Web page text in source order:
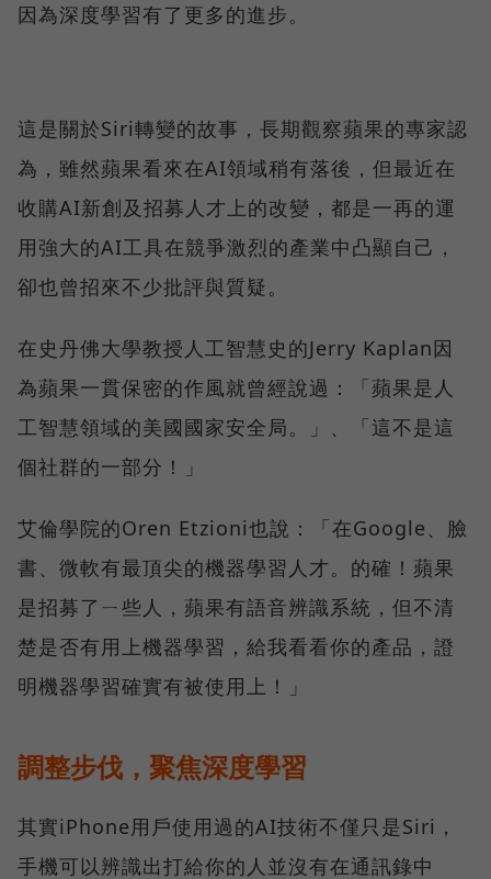
因為深度學習有了更多的進步。
這是關於Siri轉變的故事，長期觀察蘋果的專家認
為，雖然蘋果看來在AI領域稍有落後，但最近在
收購AI新創及招募人才上的改變，都是一再的運
用強大的AI工具在競爭激烈的產業中凸顯自己，
卻也曾招來不少批評與質疑。
在史丹佛大學教授人工智慧史的Jerry Kaplan因
為蘋果一貫保密的作風就曾經說過：「蘋果是人
工智慧領域的美國國家安全局。」、「這不是這
個社群的一部分！」
艾倫學院的Oren Etzioni也說：「在Google、臉
書、微軟有最頂尖的機器學習人才。的確！蘋果
是招募了ㄧ些人，蘋果有語音辨識系統，但不清
楚是否有用上機器學習，給我看看你的產品，證
明機器學習確實有被使用上！」
調整步伐，聚焦深度學習
其實iPhone用戶使用過的AI技術不僅只是Siri，
手機可以辨識出打給你的人並沒有在通訊錄中